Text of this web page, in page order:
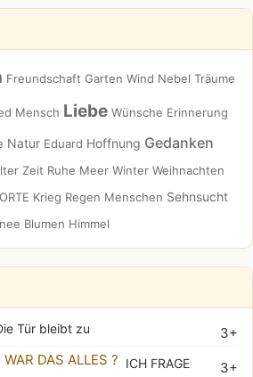
Freundschaft Garten Wind Nebel Träume
Mensch Liebe Wünsche Erinnerung
Natur Eduard Hoffnung Gedanken
Zeit Ruhe Meer Winter Weihnachten
Krieg Regen Menschen Sehnsucht
Blumen Himmel
3+
Tür bleibt zu
3+
ICH FRAGE